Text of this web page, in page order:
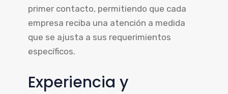
primer contacto, permitiendo que cada
empresa reciba una atención a medida
que se ajusta a sus requerimientos
específicos.
Experiencia y